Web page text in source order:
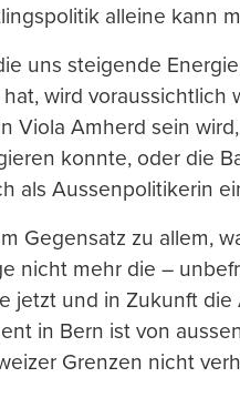
alleine kann
uns steigende
wird voraussichtlich
Viola Amherd sein
konnte, oder die
als Aussenpolitikerin
Gegensatz zu allem,
nicht mehr die –
jetzt und in Zukunft
in Bern ist von
Grenzen nicht